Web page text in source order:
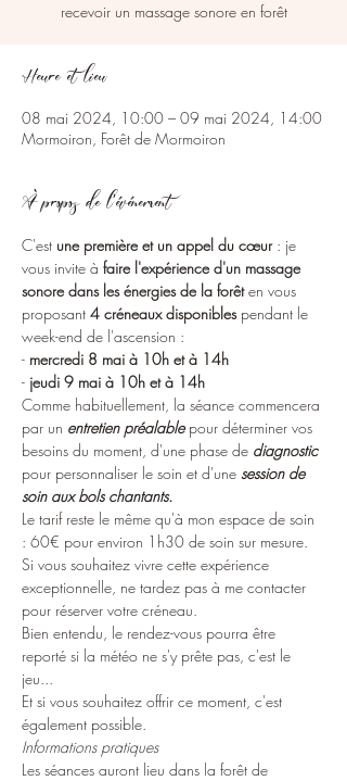
recevoir un massage sonore en forêt
Heure et lieu
08 mai 2024, 10:00 – 09 mai 2024, 14:00
Mormoiron, Forêt de Mormoiron
À propos de l'événement
C'est une première et un appel du cœur : je
vous invite à faire l'expérience d'un massage
sonore dans les énergies de la forêt en vous
proposant 4 créneaux disponibles pendant le
week-end de l'ascension :
- mercredi 8 mai à 10h et à 14h
- jeudi 9 mai à 10h et à 14h
Comme habituellement, la séance commencera
par un entretien préalable pour déterminer vos
besoins du moment, d'une phase de diagnostic
pour personnaliser le soin et d'une session de
soin aux bols chantants.
Le tarif reste le même qu'à mon espace de soin
: 60€ pour environ 1h30 de soin sur mesure.
Si vous souhaitez vivre cette expérience
exceptionnelle, ne tardez pas à me contacter
pour réserver votre créneau.
Bien entendu, le rendez-vous pourra être
reporté si la météo ne s'y prête pas, c'est le
jeu...
Et si vous souhaitez offrir ce moment, c'est
également possible.
Informations pratiques
Les séances auront lieu dans la forêt de